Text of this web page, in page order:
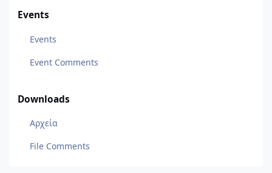
Events
Events
Event Comments
Downloads
Αρχεία
File Comments